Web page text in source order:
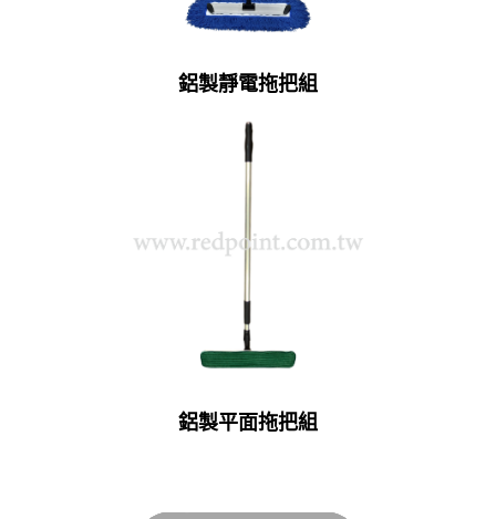
鋁製靜電拖把組
鋁製平面拖把組